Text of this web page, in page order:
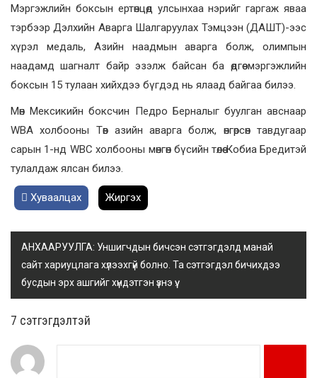
Мэргэжлийн боксын ертөнцөд улсынхаа нэрийг гаргаж яваа
тэрбээр Дэлхийн Аварга Шалгаруулах Тэмцээн (ДАШТ)-ээс
хүрэл медаль, Азийн наадмын аварга болж, олимпын
наадамд шагналт байр эзэлж байсан ба өдгөө мэргэжлийн
боксын 15 тулаан хийхдээ бүгдэд нь ялаад байгаа билээ.
Мөн Мексикийн боксчин Педро Берналыг буулган авснаар
WBA холбооны Төв азийн аварга болж, өнгөрсөн тавдугаар
сарын 1-нд WBC холбооны мөнгөн бүсийн төлөө Кобиа Бредитэй
тулалдаж ялсан билээ.
Хуваалцах Жиргэх
АНХААРУУЛГА: Уншигчдын бичсэн сэтгэгдэлд манай
сайт хариуцлага хүлээхгүй болно. Та сэтгэгдэл бичихдээ
бусдын эрх ашгийг хүндэтгэн үзнэ үү.
7 cэтгэгдэлтэй